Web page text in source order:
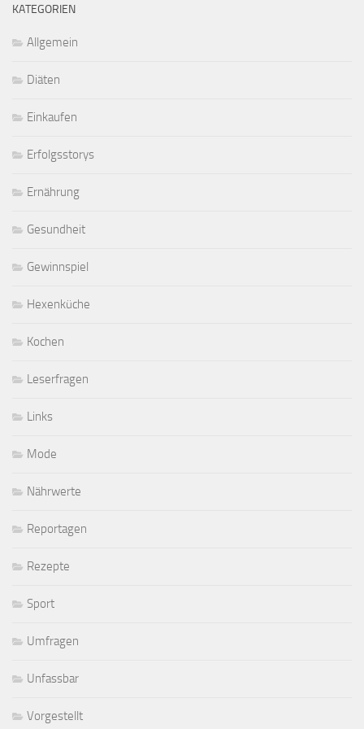
KATEGORIEN
Allgemein
Diäten
Einkaufen
Erfolgsstorys
Ernährung
Gesundheit
Gewinnspiel
Hexenküche
Kochen
Leserfragen
Links
Mode
Nährwerte
Reportagen
Rezepte
Sport
Umfragen
Unfassbar
Vorgestellt